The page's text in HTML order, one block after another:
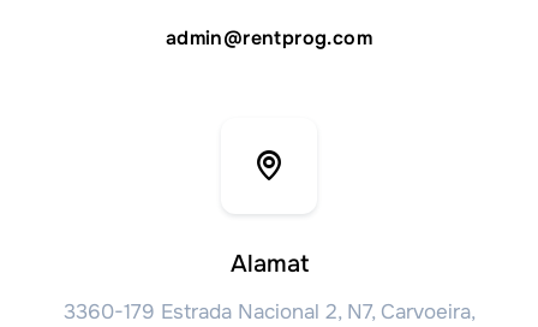
admin@rentprog.com
Alamat
3360-179 Estrada Nacional 2, N7, Carvoeira,